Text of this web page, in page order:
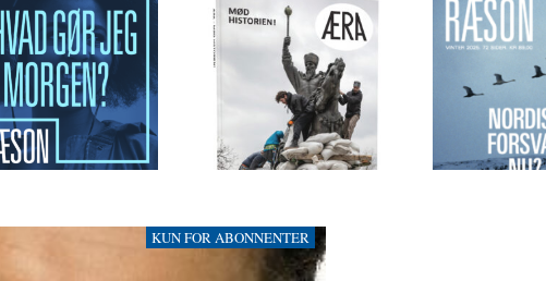
KUN FOR ABONNENTER